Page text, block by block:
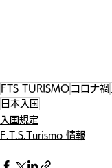
FTS TURISMO コロナ禍
日本入国
入国規定
F.T.S.Turismo 情報